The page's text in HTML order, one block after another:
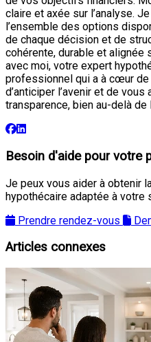
claire et axée sur l’analyse.
l’ensemble des options
de chaque décision et de
cohérente, durable et
avec moi, votre expert
professionnel qui a à cœur
d’anticiper l’avenir et de vous
transparence, bien au-delà de
Besoin d'aide pour votre
Je peux vous aider à obtenir
hypothécaire adaptée à votre
Prendre rendez-vous
Articles connexes